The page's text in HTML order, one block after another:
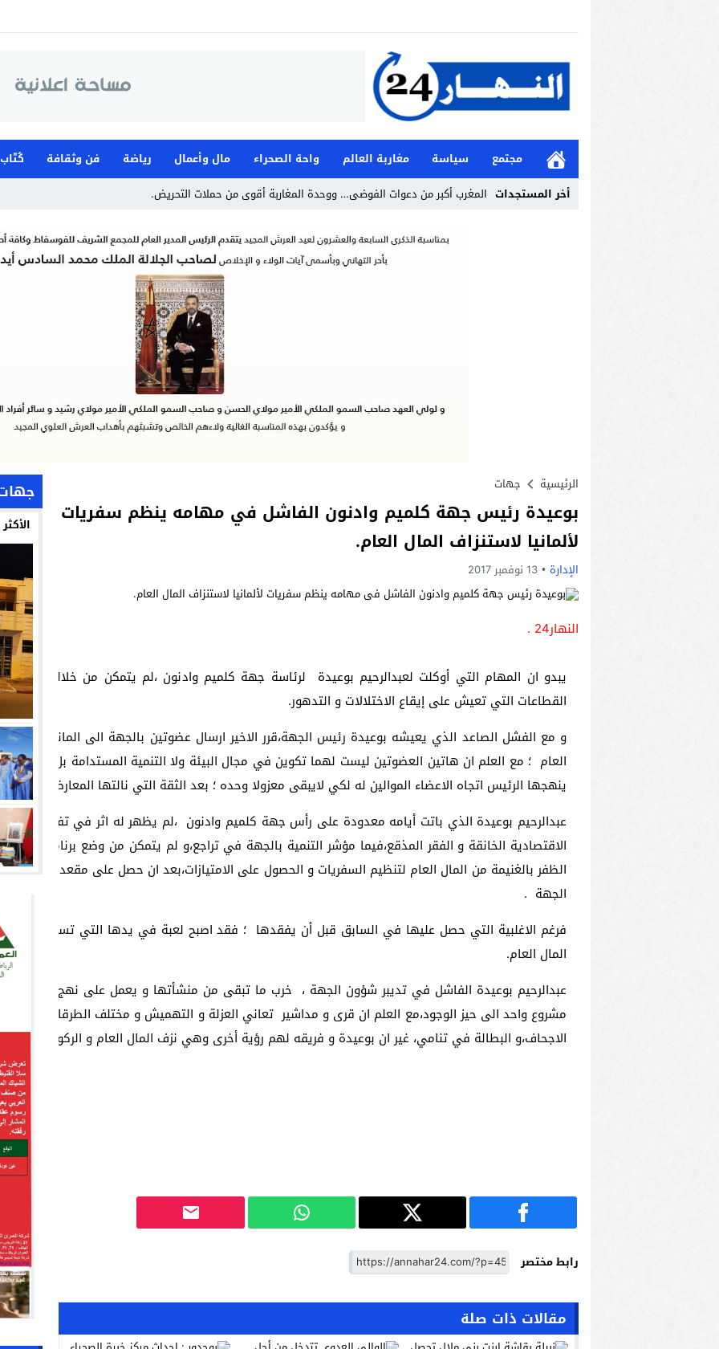
مجتمع سياسة مغاربة العالم واحة الصحراء مال وأعمال رياضة فن وثقافة
أخر المستجدات المغرب أكبر من دعوات الفوضى… ووحدة المغاربة أقوى من حملات التحريض.
الرئيسية جهات
بوعيدة رئيس جهة كلميم وادنون الفاشل في مهامه ينظم سفريات
لألمانيا لاستنزاف المال العام.
الإدارة 13 نوفمبر 2017
النهار24 .
يبدو ان المهام التي أوكلت لعبدالرحيم بوعيدة لرئاسة جهة كلميم وادنون ،لم يتمكن من خلالها وضع
القطاعات التي تعيش على إيقاع الاختلالات و التدهور.
العام ؛ مع العلم ان هاتين العضوتين ليست لهما تكوين في مجال البيئة ولا التنمية المستدامة بل يمكن
ينهجها الرئيس اتجاه الاعضاء الموالين له لكي لايبقى معزولا وحده ؛ بعد الثقة التي نالتها المعارضة من
عبدالرحيم بوعيدة الذي باتت أيامه معدودة على رأس جهة كلميم وادنون ،لم يظهر له اثر في تفقد مدن و
الاقتصادية الخانقة و الفقر المذقع،فيما مؤشر التنمية بالجهة في تراجع،و لم يتمكن من وضع برنامج
الظفر بالغنيمة من المال العام لتنظيم السفريات و الحصول على الامتيازات،بعد ان حصل على مقعد الرئيس
الجهة .
فرغم الاغلبية التي حصل عليها في السابق قبل أن يفقدها ؛ فقد اصبح لعبة في يدها التي تسيره على
المال العام.
عبدالرحيم بوعيدة الفاشل في تديبر شؤون الجهة ، خرب ما تبقى من منشأتها و يعمل على نهج سياسة
مشروع واحد الى حيز الوجود،مع العلم ان قرى و مداشير تعاني العزلة و التهميش و مختلف الطرقات أصابها
الاجحاف،و البطالة في تنامي، غير ان بوعيدة و فريقه لهم رؤية أخرى وهي نزف المال العام و الركون الى
رابط مختصر
مقالات ذات صلة